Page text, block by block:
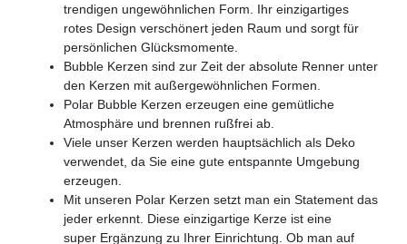
trendigen ungewöhnlichen Form. Ihr einzigartiges
rotes Design verschönert jeden Raum und sorgt für
persönlichen Glücksmomente.
Bubble Kerzen sind zur Zeit der absolute Renner unter
den Kerzen mit außergewöhnlichen Formen.
Polar Bubble Kerzen erzeugen eine gemütliche
Atmosphäre und brennen rußfrei ab.
Viele unser Kerzen werden hauptsächlich als Deko
verwendet, da Sie eine gute entspannte Umgebung
erzeugen.
Mit unseren Polar Kerzen setzt man ein Statement das
jeder erkennt. Diese einzigartige Kerze ist eine
super Ergänzung zu Ihrer Einrichtung. Ob man auf